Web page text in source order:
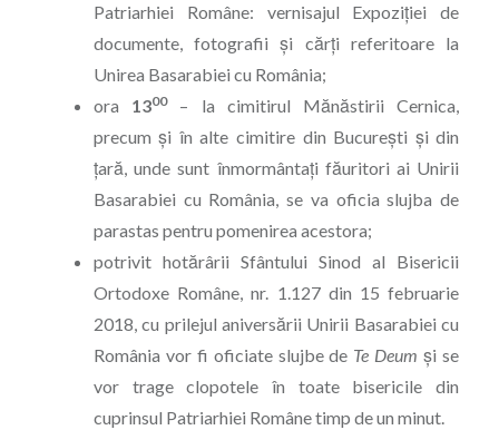
Patriarhiei Române: vernisajul Expoziției de
documente, fotografii şi cărţi referitoare la
Unirea Basarabiei cu România;
ora 1300– la cimitirul Mănăstirii Cernica,
precum şi în alte cimitire din București și din
țară, unde sunt înmormântați făuritori ai Unirii
Basarabiei cu România, se va oficia slujba de
parastas pentru pomenirea acestora;
potrivit hotărârii Sfântului Sinod al Bisericii
Ortodoxe Române, nr. 1.127 din 15 februarie
2018, cu prilejul aniversării Unirii Basarabiei cu
România vor fi oficiate slujbe de Te Deum și se
vor trage clopotele în toate bisericile din
cuprinsul Patriarhiei Române timp de un minut.